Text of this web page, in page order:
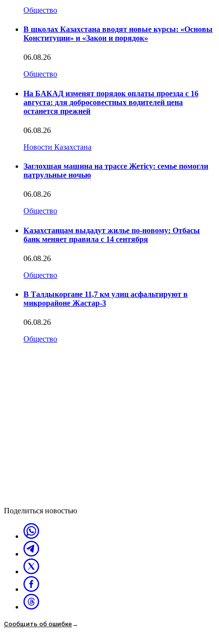
Общество
В школах Казахстана вводят новые курсы: «Основы
Конституции» и «Закон и порядок»
06.08.26
Общество
На БАКАД изменят порядок оплаты проезда с 16
августа: для добросовестных водителей цена
останется прежней
06.08.26
Новости Казахстана
Заглохшая машина на трассе Жетісу: семье помогли
патрульные ночью
06.08.26
Общество
Казахстанцам выдадут жилье по-новому: Отбасы
банк меняет правила с 14 сентября
06.08.26
Общество
В Талдыкоргане 11,7 км улиц асфальтируют в
микрорайоне Жастар-3
06.08.26
Общество
Поделиться новостью
Сообщить об ошибке→